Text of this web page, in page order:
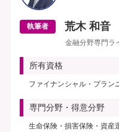
執筆者 荒木 和音
金融分野専門ラ
所有資格
ファイナンシャル・プラン
専門分野・得意分野
生命保険・損害保険・資産